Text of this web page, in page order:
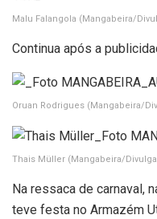
Malu Falangola (Mangabeira/
Continua após a
Oruan Rodrigues (Mangabeira/
Thais Müller (Mangabeira/
Na ressaca de carnaval,
teve festa no Armazém